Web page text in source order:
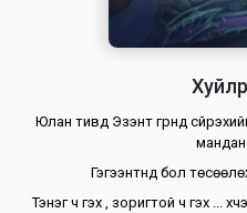
Юүлан тивд Эзэнт гүрнүүд
мандан
Гэгээнтнүүд бол
Тэнэг ч гэх үү, зоригтой ч гэх